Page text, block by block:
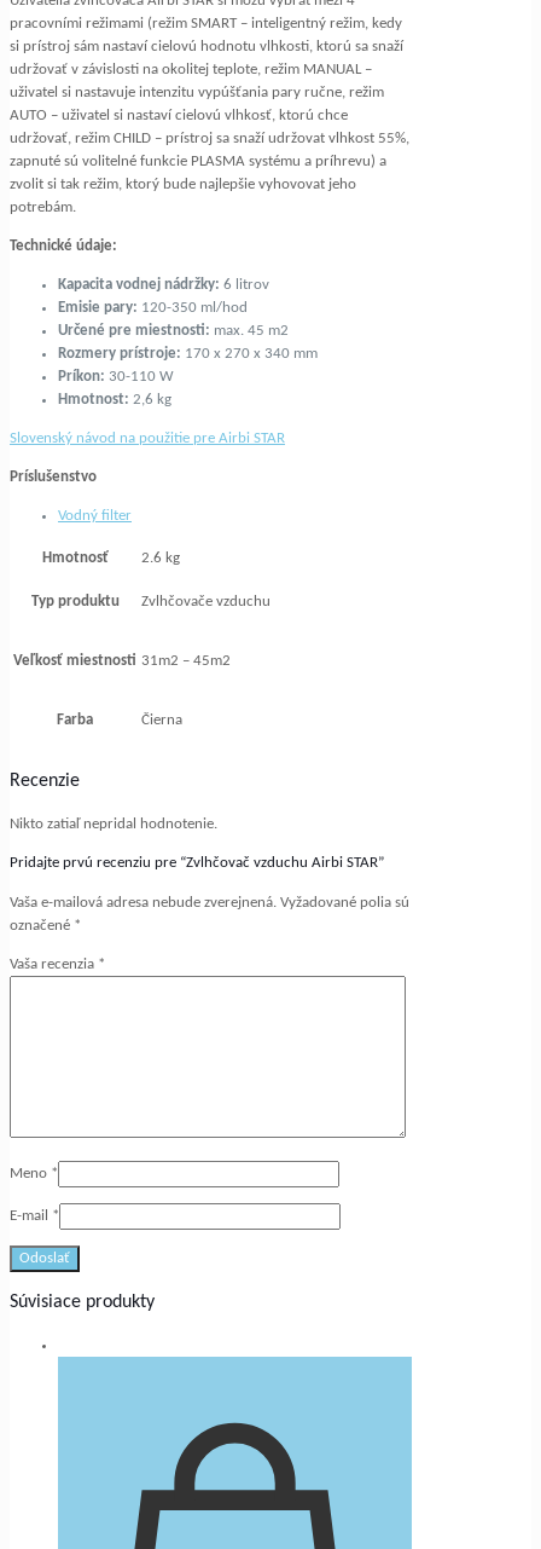
pracovními režimami (režim SMART – inteligentný režim, kedy
si prístroj sám nastaví cielovú hodnotu vlhkosti, ktorú sa snaží
udržovať v závislosti na okolitej teplote, režim MANUAL –
uživatel si nastavuje intenzitu vypúšťania pary ručne, režim
AUTO – uživatel si nastaví cielovú vlhkosť, ktorú chce
udržovať, režim CHILD – prístroj sa snaží udržovat vlhkost 55%,
zapnuté sú volitelné funkcie PLASMA systému a príhrevu) a
zvolit si tak režim, ktorý bude najlepšie vyhovovat jeho
potrebám.
Technické údaje:
Kapacita vodnej nádržky: 6 litrov
Emisie pary: 120-350 ml/hod
Určené pre miestnosti: max. 45 m2
Rozmery prístroje: 170 x 270 x 340 mm
Príkon: 30-110 W
Hmotnost: 2,6 kg
Slovenský návod na použitie pre Airbi STAR
Príslušenstvo
Vodný filter
Hmotnosť 2.6 kg
Typ produktu Zvlhčovače vzduchu
Veľkosť miestnosti 31m2 – 45m2
Farba Čierna
Recenzie
Nikto zatiaľ nepridal hodnotenie.
Pridajte prvú recenziu pre “Zvlhčovač vzduchu Airbi STAR”
Vaša e-mailová adresa nebude zverejnená. Vyžadované polia sú
označené *
Vaša recenzia *
Meno *
E-mail *
Súvisiace produkty